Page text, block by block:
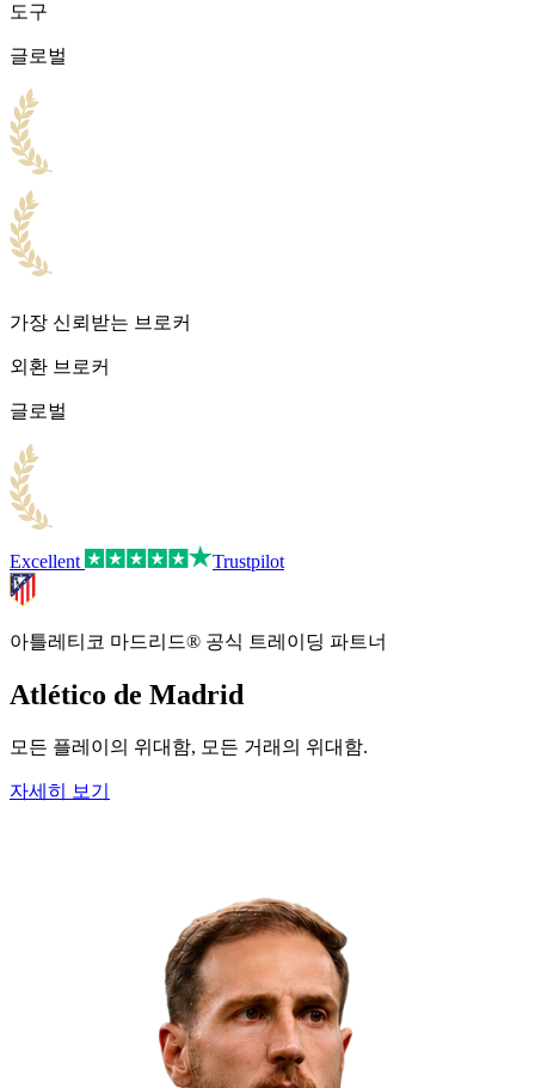
도구
글로벌
가장 신뢰받는 브로커
외환 브로커
글로벌
Excellent Trustpilot
아틀레티코 마드리드® 공식 트레이딩 파트너
Atlético de Madrid
모든 플레이의 위대함, 모든 거래의 위대함.
자세히 보기